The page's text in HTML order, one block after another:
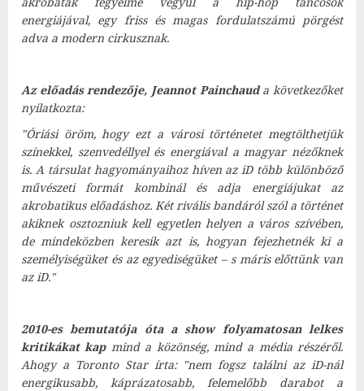
energiájával, egy friss és magas fordulatszámú pörgést
adva a modern cirkusznak.
Az előadás rendezője, Jeannot Painchauda következőket
nyilatkozta:
"Óriási öröm, hogy ezt a városi történetet megtölthetjük
színekkel, szenvedéllyel és energiával a magyar nézőknek
is. A társulat hagyományaihoz híven az iD több különböző
művészeti formát kombinál és adja energiájukat az
akrobatikus előadáshoz. Két rivális bandáról szól a történet
akiknek osztozniuk kell egyetlen helyen a város szívében,
de mindeközben keresik azt is, hogyan fejezhetnék ki a
személyiségüket és az egyediségüket – s máris előttünk van
az iD."
2010-es bemutatója óta a show folyamatosan lelkes
kritikákat kapmind a közönség, mind a média részéről.
Ahogy a Toronto Star írta: "nem fogsz találni az iD-nál
energikusabb, káprázatosabb, felemelőbb darabot a